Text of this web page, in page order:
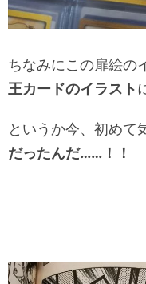
ちなみにこの扉絵の
王カードのイラスト
というか今、初めて
だったんだ……！！